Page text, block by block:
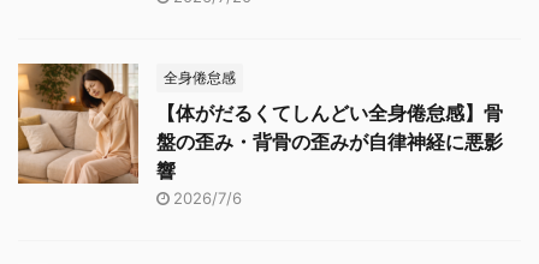
全身倦怠感
【体がだるくてしんどい全身倦怠感】骨
盤の歪み・背骨の歪みが自律神経に悪影
響
2026/7/6